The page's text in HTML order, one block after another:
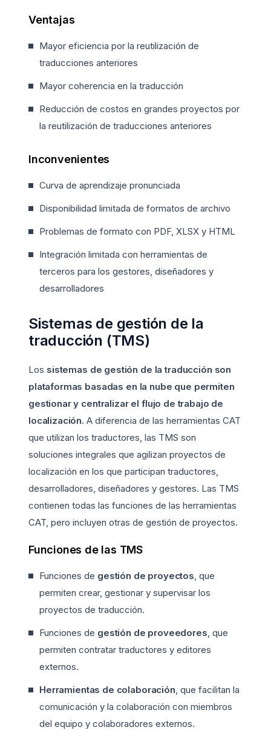
Ventajas
Mayor eficiencia por la reutilización de
traducciones anteriores
Mayor coherencia en la traducción
Reducción de costos en grandes proyectos por
la reutilización de traducciones anteriores
Inconvenientes
Curva de aprendizaje pronunciada
Disponibilidad limitada de formatos de archivo
Problemas de formato con PDF, XLSX y HTML
Integración limitada con herramientas de
terceros para los gestores, diseñadores y
desarrolladores
Sistemas de gestión de la
traducción (TMS)
Los sistemas de gestión de la traducción son
plataformas basadas en la nube que permiten
gestionar y centralizar el flujo de trabajo de
localización. A diferencia de las herramientas CAT
que utilizan los traductores, las TMS son
soluciones integrales que agilizan proyectos de
localización en los que participan traductores,
desarrolladores, diseñadores y gestores. Las TMS
contienen todas las funciones de las herramientas
CAT, pero incluyen otras de gestión de proyectos.
Funciones de las TMS
Funciones de gestión de proyectos , que
permiten crear, gestionar y supervisar los
proyectos de traducción.
Funciones de gestión de proveedores , que
permiten contratar traductores y editores
externos.
Herramientas de colaboración , que facilitan la
comunicación y la colaboración con miembros
del equipo y colaboradores externos.